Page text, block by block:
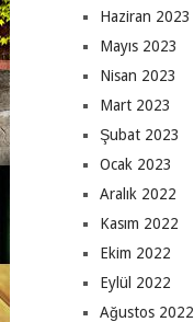
Haziran 2023
Mayıs 2023
Nisan 2023
Mart 2023
Şubat 2023
Ocak 2023
Aralık 2022
Kasım 2022
Ekim 2022
Eylül 2022
Ağustos 2022